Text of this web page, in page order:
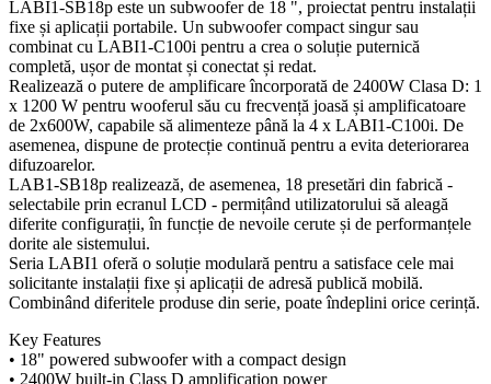
LABI1-SB18p este un subwoofer de 18 ", proiectat pentru instalații
fixe și aplicații portabile. Un subwoofer compact singur sau
combinat cu LABI1-C100i pentru a crea o soluție puternică
completă, ușor de montat și conectat și redat.
Realizează o putere de amplificare încorporată de 2400W Clasa D: 1
x 1200 W pentru wooferul său cu frecvență joasă și amplificatoare
de 2x600W, capabile să alimenteze până la 4 x LABI1-C100i. De
asemenea, dispune de protecție continuă pentru a evita deteriorarea
difuzoarelor.
LAB1-SB18p realizează, de asemenea, 18 presetări din fabrică -
selectabile prin ecranul LCD - permițând utilizatorului să aleagă
diferite configurații, în funcție de nevoile cerute și de performanțele
dorite ale sistemului.
Seria LABI1 oferă o soluție modulară pentru a satisface cele mai
solicitante instalații fixe și aplicații de adresă publică mobilă.
Combinând diferitele produse din serie, poate îndeplini orice cerință.
Key Features
• 18" powered subwoofer with a compact design
• 2400W built-in Class D amplification power